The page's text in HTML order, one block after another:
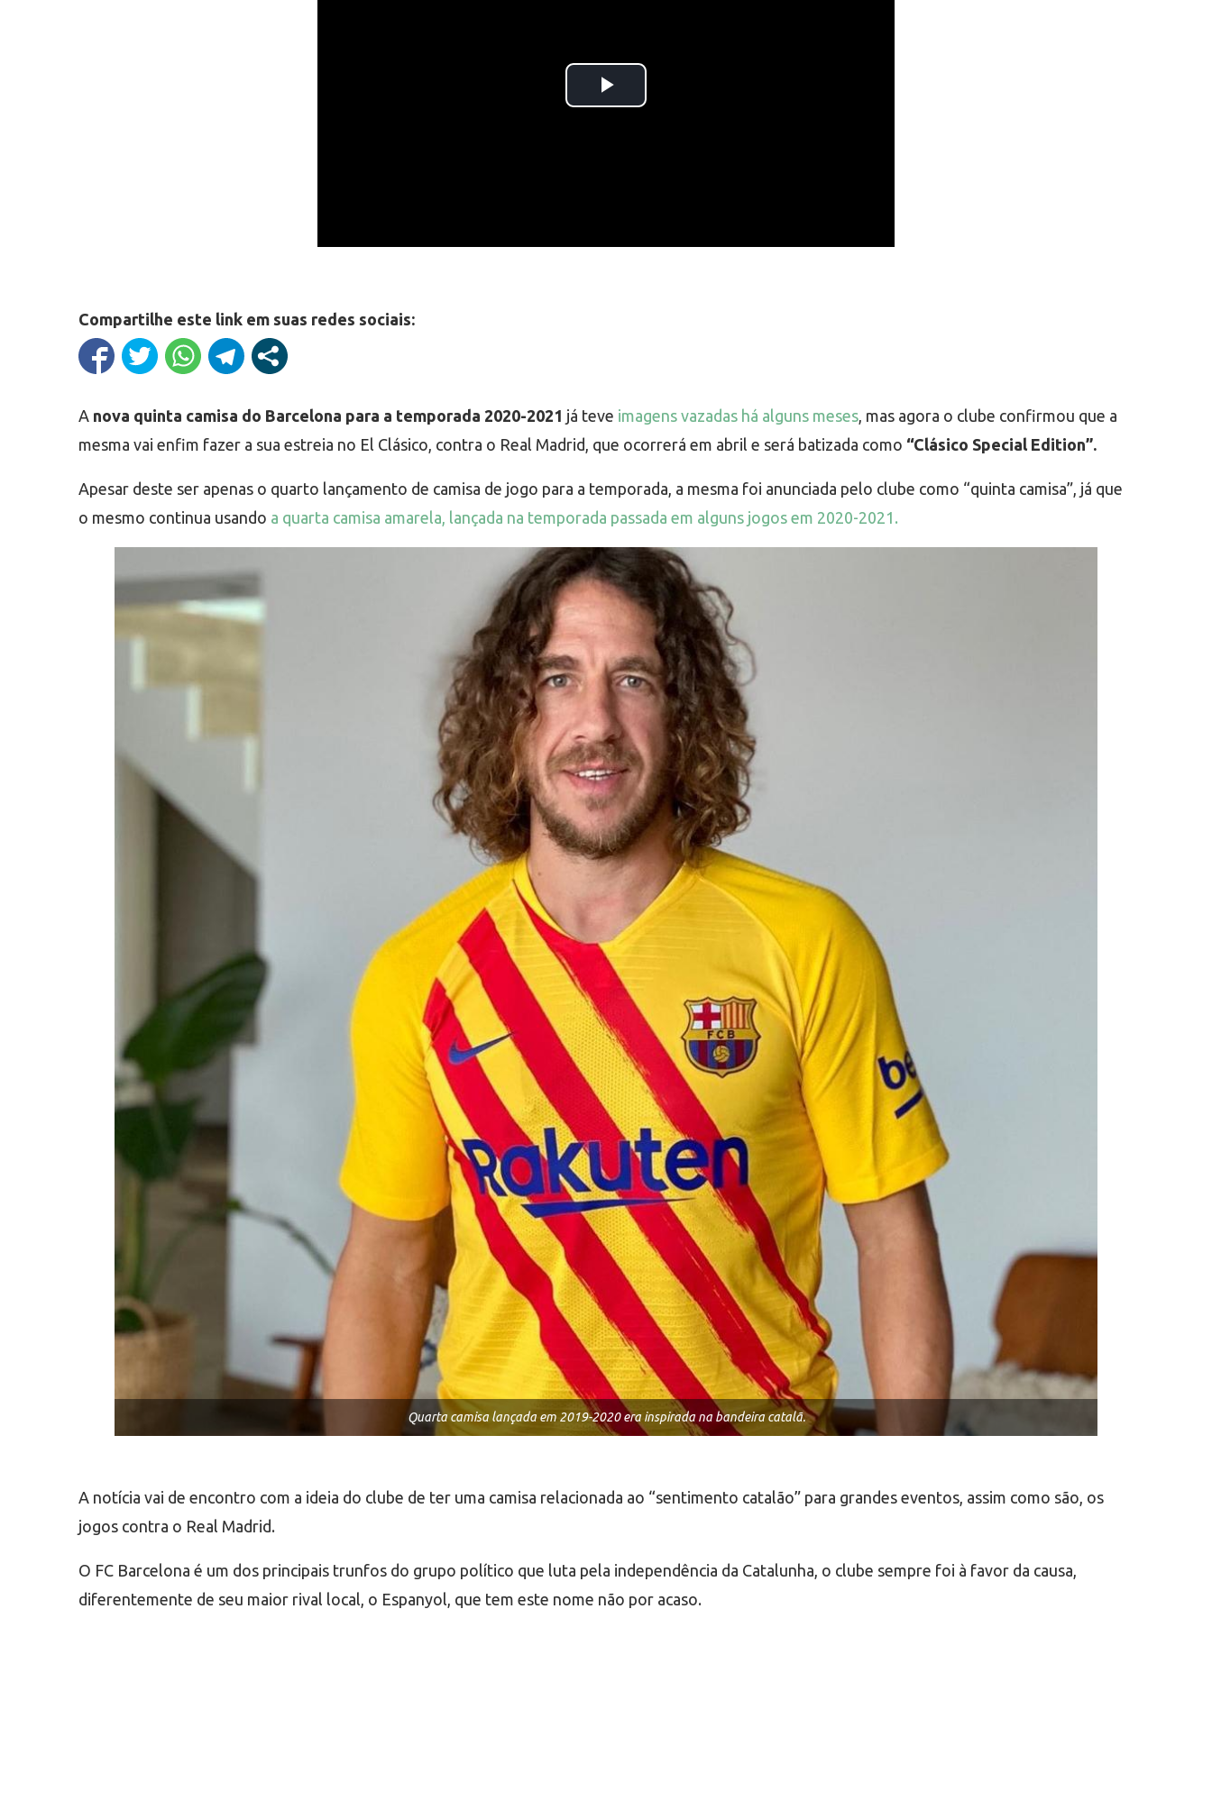
Compartilhe este link em suas redes sociais:
A nova quinta camisa do Barcelona para a temporada 2020-2021 já teve imagens vazadas há alguns meses, mas agora o clube confirmou que a
mesma vai enfim fazer a sua estreia no El Clásico, contra o Real Madrid, que ocorrerá em abril e será batizada como “Clásico Special Edition”.
Apesar deste ser apenas o quarto lançamento de camisa de jogo para a temporada, a mesma foi anunciada pelo clube como “quinta camisa”, já que
o mesmo continua usando a quarta camisa amarela, lançada na temporada passada em alguns jogos em 2020-2021.
Quarta camisa lançada em 2019-2020 era inspirada na bandeira catalã.
A notícia vai de encontro com a ideia do clube de ter uma camisa relacionada ao “sentimento catalão” para grandes eventos, assim como são, os
jogos contra o Real Madrid.
O FC Barcelona é um dos principais trunfos do grupo político que luta pela independência da Catalunha, o clube sempre foi à favor da causa,
diferentemente de seu maior rival local, o Espanyol, que tem este nome não por acaso.